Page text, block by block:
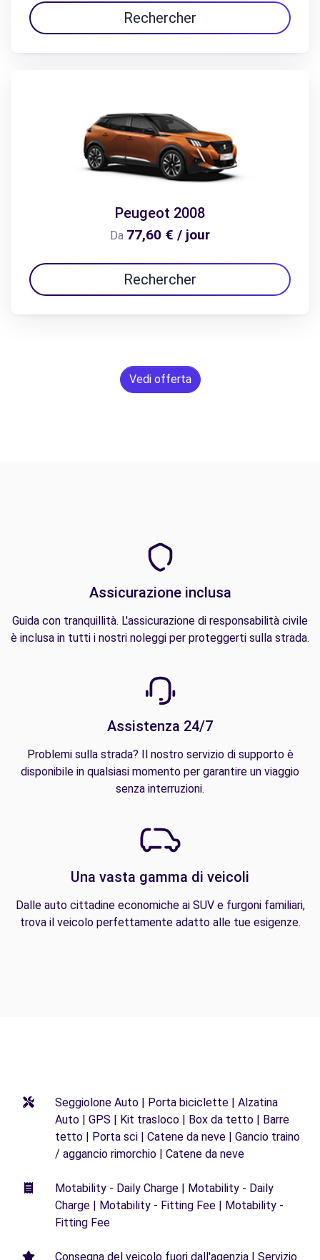
Rechercher
Peugeot 2008
Da 77,60 € / jour
Rechercher
Vedi offerta
Assicurazione inclusa
Guida con tranquillità. L'assicurazione di responsabilità civile
è inclusa in tutti i nostri noleggi per proteggerti sulla strada.
Assistenza 24/7
Problemi sulla strada? Il nostro servizio di supporto è
disponibile in qualsiasi momento per garantire un viaggio
senza interruzioni.
Una vasta gamma di veicoli
Dalle auto cittadine economiche ai SUV e furgoni familiari,
trova il veicolo perfettamente adatto alle tue esigenze.
Seggiolone Auto | Porta biciclette | Alzatina
Auto | GPS | Kit trasloco | Box da tetto | Barre
tetto | Porta sci | Catene da neve | Gancio traino
/ aggancio rimorchio | Catene da neve
Motability - Daily Charge | Motability - Daily
Charge | Motability - Fitting Fee | Motability -
Fitting Fee
Consegna del veicolo fuori dall'agenzia | Servizio